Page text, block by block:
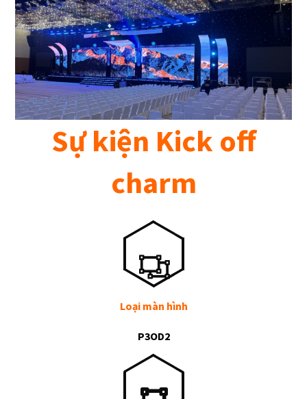
Sự kiện Kick off
charm
Loại màn hình
P3OD2